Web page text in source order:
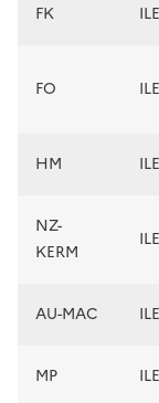
FK
FO
HM
NZ-
KERM
AU-MAC
MP